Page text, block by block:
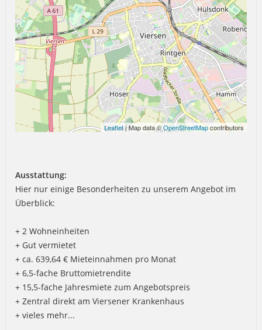
Leaflet| Map data ©OpenStreetMapcontributors
Ausstattung:
Hier nur einige Besonderheiten zu unserem Angebot im
Überblick:
+ 2 Wohneinheiten
+ Gut vermietet
+ ca. 639,64 € Mieteinnahmen pro Monat
+ 6,5-fache Bruttomietrendite
+ 15,5-fache Jahresmiete zum Angebotspreis
+ Zentral direkt am Viersener Krankenhaus
+ vieles mehr...